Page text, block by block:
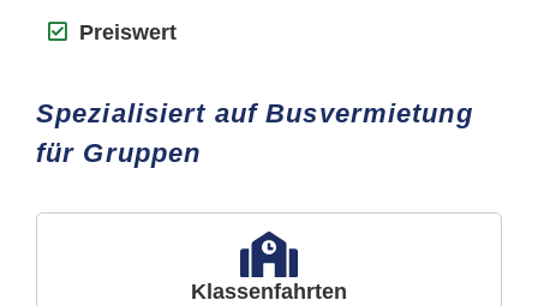
Preiswert
Spezialisiert auf Busvermietung
für Gruppen
Klassenfahrten